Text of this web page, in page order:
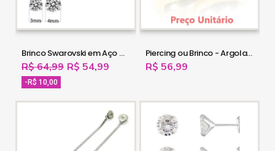
Brinco Swarovski em Aço Cirúrgico - 16OUT16
R$ 64,99 R$ 54,99
-R$ 10,00
Piercing ou Brinco - Argola Clicker em Titânio - PVD Gold - 6ORE752
R$ 56,99